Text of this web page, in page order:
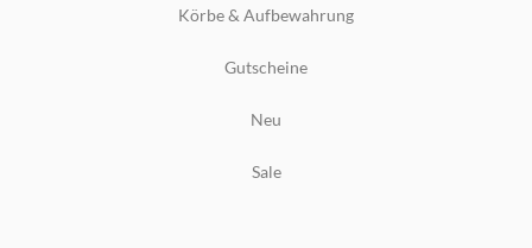
Körbe & Aufbewahrung
Gutscheine
Neu
Sale